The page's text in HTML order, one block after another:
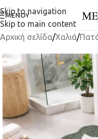
Skip to navigation
Skip to main content
ΜΕΝΟΎ
Αρχική σελίδα/Χαλιά/